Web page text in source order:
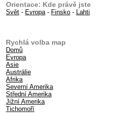
Orientace: Kde právě jste
Svět - Evropa- Finsko - Lahti
Rychlá volba map
Domů
Evropa
Asie
Austrálie
Afrika
Severní Amerika
Střední Amerika
Jižní Amerika
Tichomoří